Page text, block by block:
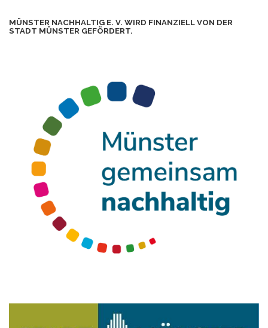
MÜNSTER NACHHALTIG E. V. WIRD FINANZIELL VON DER
STADT MÜNSTER GEFÖRDERT.